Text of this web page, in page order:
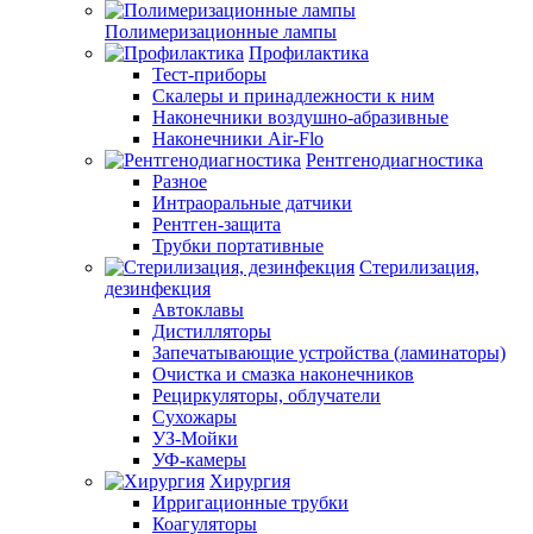
Полимеризационные лампы
Профилактика
Тест-приборы
Скалеры и принадлежности к ним
Наконечники воздушно-абразивные
Наконечники Air-Flo
Рентгенодиагностика
Разное
Интраоральные датчики
Рентген-защита
Трубки портативные
Стерилизация,
дезинфекция
Автоклавы
Дистилляторы
Запечатывающие устройства (ламинаторы)
Очистка и смазка наконечников
Рециркуляторы, облучатели
Сухожары
УЗ-Мойки
УФ-камеры
Хирургия
Ирригационные трубки
Коагуляторы